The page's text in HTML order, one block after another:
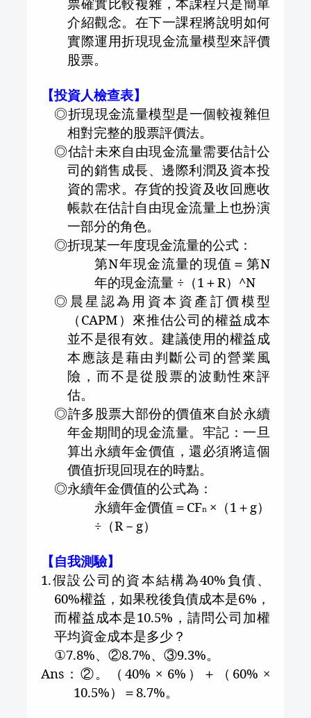
介紹觀念。在下一課程將說明如何
實際運用折現現金流量模型來評價
股票。
【投資人檢查表】
◎折現現金流量模型是一個較複雜但
相對完整的股票評價法。
◎估計未來自由現金流量需要估計公
司的銷售成長、邊際利潤及資本投
資的需求。存貨的投資及收回應收
帳款在估計自由現金流量上也扮演
一部分的角色。
◎折現某一年度現金流量的公式：
第N年現金流量的現值＝第N
年的現金流量 ÷（1 ＋R） ^N
◎晨星認為用資本資產訂價模型
（ CAPM ）來推估公司的權益成本
並不是很有效。建議使用的權益成
本應該是藉由判斷公司的營業風
險，而不是從股票的波動性來評
估。
◎許多股票大部份的價值來自於永續
年金期間的現金流量。牢記：一旦
算出永續年金價值，還必須將這個
價值折現回現在的時點。
◎永續年金價值的公式為：
永續年金價值＝ CFn ×（1 ＋ g）
÷（R－ g）
【自我測驗】
1.假設公司的資本結構為40% 負債、
60%權益，如果稅後負債成本是6% ，
而權益成本是10.5% ，請問公司加權
平均資金成本是多少？
①7.8%、②8.7%、③9.3%。
Ans ：②。（ 40% × 6% ）＋（ 60% ×
10.5%）＝8.7%。